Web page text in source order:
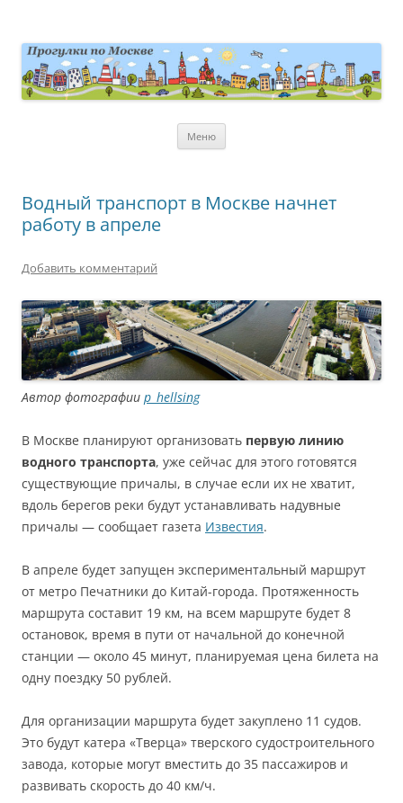
Меню
Водный транспорт в Москве начнет
работу в апреле
Добавить комментарий
Автор фотографии p_hellsing
В Москве планируют организовать первую линию
водного транспорта, уже сейчас для этого готовятся
существующие причалы, в случае если их не хватит,
вдоль берегов реки будут устанавливать надувные
причалы — сообщает газета Известия.
В апреле будет запущен экспериментальный маршрут
от метро Печатники до Китай-города. Протяженность
маршрута составит 19 км, на всем маршруте будет 8
остановок, время в пути от начальной до конечной
станции — около 45 минут, планируемая цена билета на
одну поездку 50 рублей.
Для организации маршрута будет закуплено 11 судов.
Это будут катера «Тверца» тверского судостроительного
завода, которые могут вместить до 35 пассажиров и
развивать скорость до 40 км/ч.